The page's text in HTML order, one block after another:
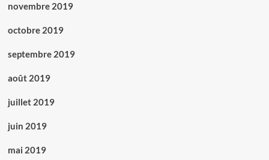
novembre 2019
octobre 2019
septembre 2019
août 2019
juillet 2019
juin 2019
mai 2019